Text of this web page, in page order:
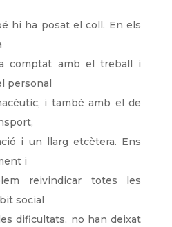
hi ha posat el coll. En els
comptat amb el treball i
personal
i també amb el de
i un llarg etcètera. Ens
i
reivindicar totes les
social
dificultats, no han deixat